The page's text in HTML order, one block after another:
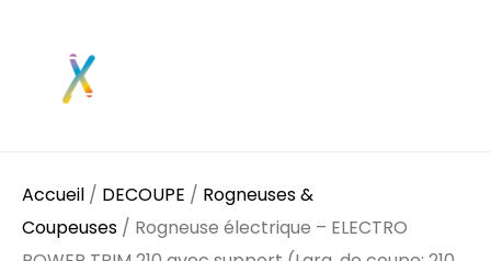
Accueil / DECOUPE / Rogneuses &
Coupeuses / Rogneuse électrique – ELECTRO